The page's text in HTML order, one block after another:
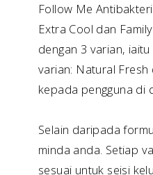
Follow Me
Extra Cool dan
dengan 3 varian,
varian: Natural Fresh
kepada pengguna di
Selain daripada
minda anda. Setiap
sesuai untuk seisi